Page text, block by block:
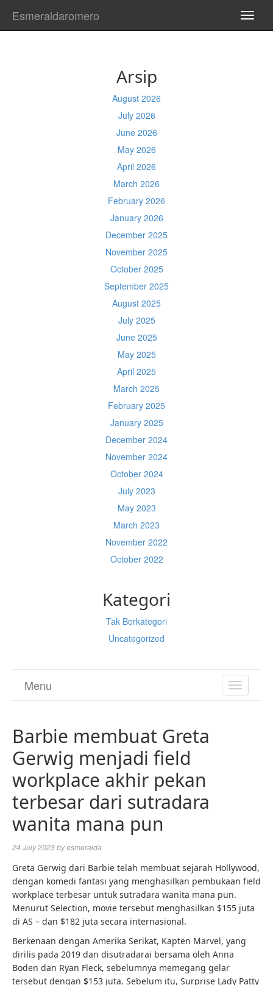
Esmeraldaromero
Arsip
August 2026
July 2026
June 2026
May 2026
April 2026
March 2026
February 2026
January 2026
December 2025
November 2025
October 2025
September 2025
August 2025
July 2025
June 2025
May 2025
April 2025
March 2025
February 2025
January 2025
December 2024
November 2024
October 2024
July 2023
May 2023
March 2023
November 2022
October 2022
Kategori
Tak Berkategori
Uncategorized
TOGGLE
Menu
Barbie membuat Greta
Gerwig menjadi field
workplace akhir pekan
terbesar dari sutradara
wanita mana pun
24 July 2023byesmeralda
Greta Gerwig dari Barbie telah membuat sejarah Hollywood,
dengan komedi fantasi yang menghasilkan pembukaan field
workplace terbesar untuk sutradara wanita mana pun.
Menurut Selection, movie tersebut menghasilkan $155 juta
di AS – dan $182 juta secara internasional.
Berkenaan dengan Amerika Serikat, Kapten Marvel, yang
dirilis pada 2019 dan disutradarai bersama oleh Anna
Boden dan Ryan Fleck, sebelumnya memegang gelar
tersebut dengan $153 juta. Sebelum itu, Surprise Lady Patty